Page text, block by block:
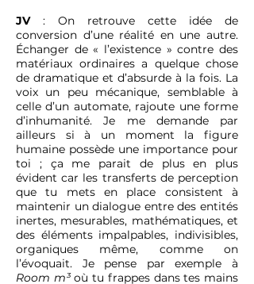
JV: On retrouve cette idée de
conversion d’une réalité en une autre.
Échanger de « l’existence » contre des
matériaux ordinaires a quelque chose
de dramatique et d’absurde à la fois. La
voix un peu mécanique, semblable à
celle d’un automate, rajoute une forme
d’inhumanité. Je me demande par
ailleurs si à un moment la figure
humaine possède une importance pour
toi ; ça me parait de plus en plus
évident car les transferts de perception
que tu mets en place consistent à
maintenir un dialogue entre des entités
inertes, mesurables, mathématiques, et
des éléments impalpables, indivisibles,
organiques même, comme on
l’évoquait. Je pense par exemple à
Room m³où tu frappes dans tes mains